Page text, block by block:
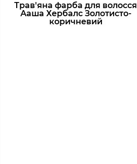
Трав'яна фарба для волосся
Ааша Хербалс Золотисто-
коричневий